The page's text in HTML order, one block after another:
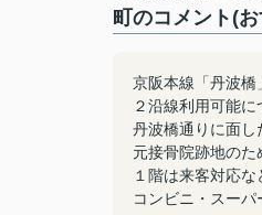
町のコメント(
京阪本線「丹波橋
２沿線利用可能
丹波橋通りに面
元接骨院跡地の
１階は来客対応
コンビニ・スー